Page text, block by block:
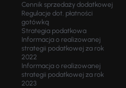
Cennik sprzedaży dodatkowej
Regulacje dot. płatności
gotówką
Strategia podatkowa
Informacja o realizowanej
strategii podatkowej za rok
2022
Informacja o realizowanej
strategii podatkowej za rok
2023